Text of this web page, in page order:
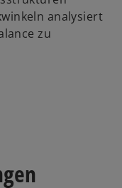
analysiert
zu